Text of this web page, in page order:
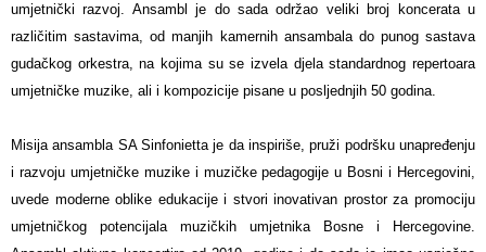
umjetnički razvoj. Ansambl je do sada održao veliki broj koncerata u
različitim sastavima, od manjih kamernih ansambala do punog sastava
gudačkog orkestra, na kojima su se izvela djela standardnog repertoara
umjetničke muzike, ali i kompozicije pisane u posljednjih 50 godina.
Misija ansambla SA Sinfonietta je da inspiriše, pruži podršku unapređenju
i razvoju umjetničke muzike i muzičke pedagogije u Bosni i Hercegovini,
uvede moderne oblike edukacije i stvori inovativan prostor za promociju
umjetničkog potencijala muzičkih umjetnika Bosne i Hercegovine.